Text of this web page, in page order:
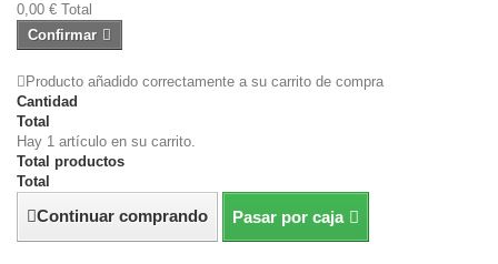
0,00 € Total
Confirmar
Producto añadido correctamente a su carrito de compra
Cantidad
Total
Hay 1 artículo en su carrito.
Total productos
Total
Continuar comprando Pasar por caja